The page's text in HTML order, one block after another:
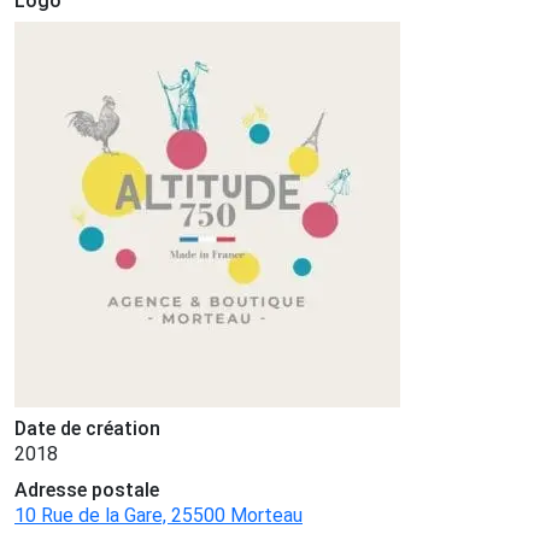
Date de création
2018
Adresse postale
10 Rue de la Gare, 25500 Morteau